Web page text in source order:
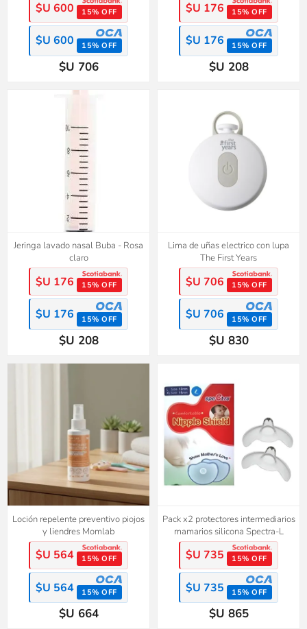
$U 600 15% OFF
$U 600 15% OFF
$U 706
$U 176 15% OFF
$U 176 15% OFF
$U 208
Jeringa lavado nasal Buba - Rosa
claro
$U 176 15% OFF
$U 176 15% OFF
$U 208
Lima de uñas electrico con lupa
The First Years
$U 706 15% OFF
$U 706 15% OFF
$U 830
Loción repelente preventivo piojos
y liendres Momlab
$U 564 15% OFF
$U 564 15% OFF
$U 664
Pack x2 protectores intermediarios
mamarios silicona Spectra-L
$U 735 15% OFF
$U 735 15% OFF
$U 865